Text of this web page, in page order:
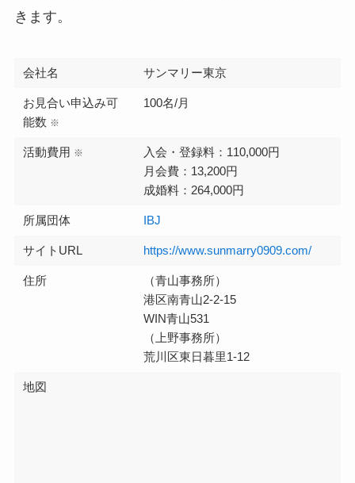
きます。
会社名 サンマリー東京
お見合い申込み可
能数 ※
100名/月
活動費用 ※
入会・登録料：110,000円
月会費：13,200円
成婚料：264,000円
所属団体 IBJ
サイトURL https://www.sunmarry0909.com/
住所
（青山事務所）
港区南青山2-2-15
WIN青山531
（上野事務所）
荒川区東日暮里1-12
地図